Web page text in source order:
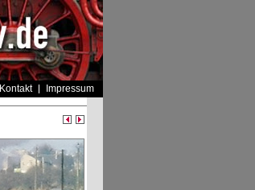
Kontakt Impressum